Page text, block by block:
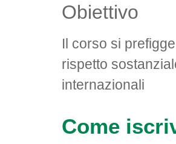
Obiettivo
Il corso si
rispetto
internazionali
Come